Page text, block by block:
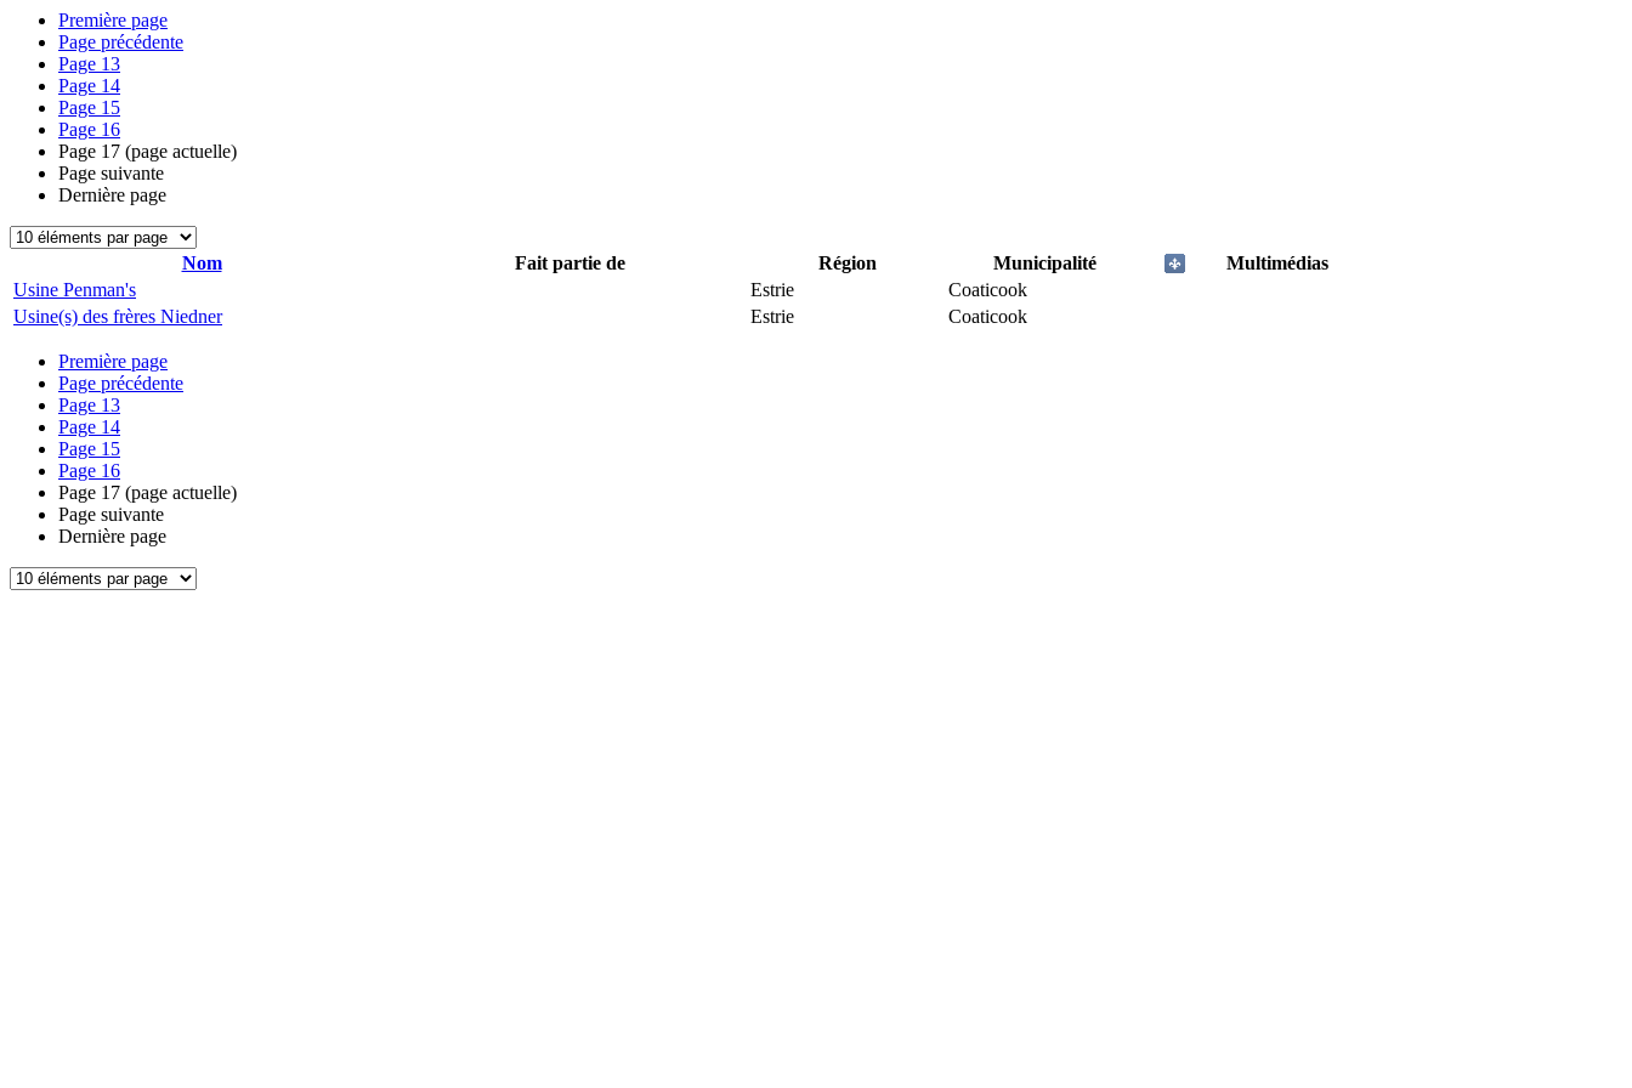
Première page
Page précédente
Page 13
Page 14
Page 15
Page 16
Page 17 (page actuelle)
Page suivante
Dernière page
Nom Fait partie de Région Municipalité
Multimédias
Usine Penman's
Estrie
Coaticook
Usine(s) des frères Niedner
Estrie Coaticook
Première page
Page précédente
Page 13
Page 14
Page 15
Page 16
Page 17 (page actuelle)
Page suivante
Dernière page